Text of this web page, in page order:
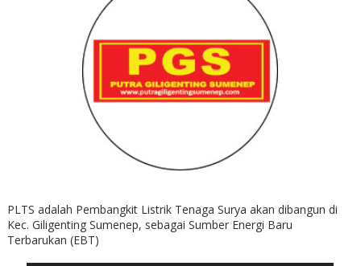
PLTS adalah Pembangkit Listrik Tenaga Surya akan dibangun di
Kec. Giligenting Sumenep, sebagai Sumber Energi Baru
Terbarukan (EBT)